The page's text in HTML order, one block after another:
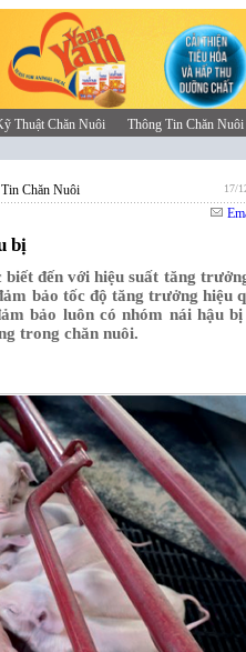
Thuật Chăn Nuôi Thông Tin Chăn Nuôi
Chăn Nuôi 17/
bị
biết đến với hiệu suất tăng
bảo tốc độ tăng trưởng hiệu
bảo luôn có nhóm nái hậu bị
trong chăn nuôi.